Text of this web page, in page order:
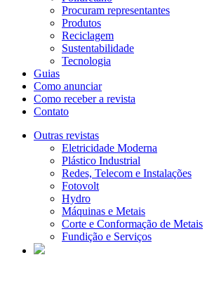
Procuram representantes
Produtos
Reciclagem
Sustentabilidade
Tecnologia
Guias
Como anunciar
Como receber a revista
Contato
Outras revistas
Eletricidade Moderna
Plástico Industrial
Redes, Telecom e Instalações
Fotovolt
Hydro
Máquinas e Metais
Corte e Conformação de Metais
Fundição e Serviços